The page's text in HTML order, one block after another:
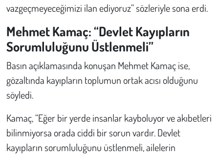
vazgeçmeyeceğimizi ilan ediyoruz” sözleriyle sona erdi.
Mehmet Kamaç: “Devlet Kayıpların
Sorumluluğunu Üstlenmeli”
Basın açıklamasında konuşan Mehmet Kamaç ise,
gözaltında kayıpların toplumun ortak acısı olduğunu
söyledi.
Kamaç, “Eğer bir yerde insanlar kayboluyor ve akıbetleri
bilinmiyorsa orada ciddi bir sorun vardır. Devlet
kayıpların sorumluluğunu üstlenmeli, ailelerin